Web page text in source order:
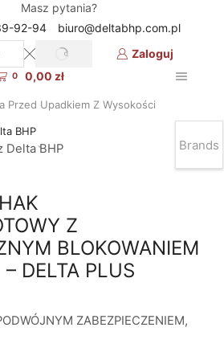
Masz pytania?
92-94
biuro@deltabhp.com.pl
SEARCH Zaloguj
0 0,00 zł
Przed Upadkiem Z Wysokości
Z
BLOKOWANIEM
DELTA PLUS
ZABEZPIECZENIEM,
Brands